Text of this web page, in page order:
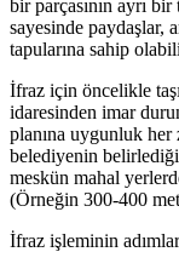
bir parçasının ayrı
sayesinde paydaşlar,
tapularına sahip
İfraz için öncelikle
idaresinden imar
planına uygunluk her
belediyenin
meskün mahal
(Örneğin 300-400
İfraz işleminin